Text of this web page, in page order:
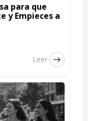
para que
y Empieces a
Leer